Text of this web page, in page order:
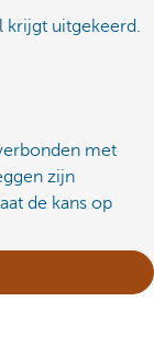
krijgt uitgekeerd.
met
zijn
de kans op